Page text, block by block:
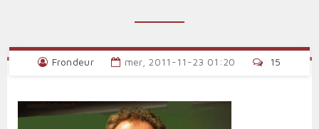
Frondeur mer, 2011-11-23 01:20 15